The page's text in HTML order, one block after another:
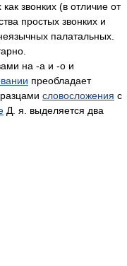
звонких (в отличие от
простых звонких и
палатальных.
на -a и -o и
преобладает
словосложения с
Д. я. выделяется два